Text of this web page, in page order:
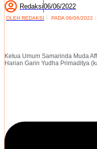
Redaksi06/06/2022
OLEH REDAKSI PADA 06/06/2022
Ketua Umum Samarinda Muda
Harian Garin Yudha Primaditya